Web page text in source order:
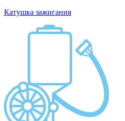
Катушка зажигания